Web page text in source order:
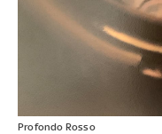
Profondo Rosso